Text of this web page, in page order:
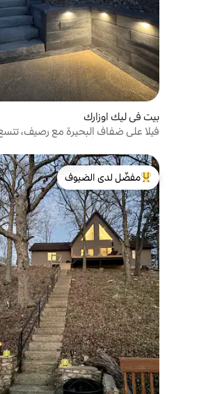
بيت في ليك اوزارك
من أبرز البيوت المفضّلة لدى الضيوف
مفضّل لدى الضيوف